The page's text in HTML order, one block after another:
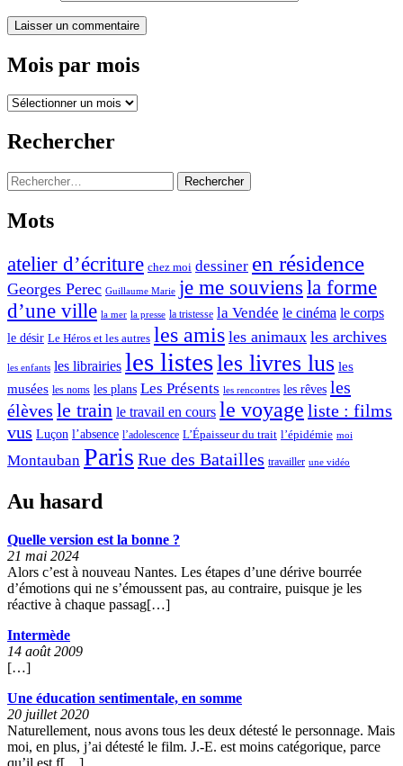
Mois par mois
Mois
mois
Rechercher
Rechercher :
Mots
atelier d’écriture chez moi dessiner en résidence
Georges Perec Guillaume Marie je me souviens la forme
d’une ville la mer la presse la tristesse la Vendée le cinéma le corps
le désir Le Héros et les autres les amis les animaux les archives
les enfants les librairies les listesles livres lus les
musées les noms les plans Les Présents les rencontres les rêves les
élèves le train le travail en cours le voyage liste : films
vus Luçon l’absence l’adolescence L’Épaisseur du trait l’épidémie moi
Montauban Paris Rue des Batailles travailler une vidéo
Au hasard
Quelle version est la bonne ?
21 mai 2024
Alors c’est à nouveau Nantes. Les étapes d’une dérive bourrée
d’émotions qui ne s’émoussent pas, au contraire, puisque je les
réactive à chaque passag[…]
Intermède
14 août 2009
[…]
Une éducation sentimentale, en somme
20 juillet 2020
Naturellement, nous avons tous les deux détesté le personnage. Mais
moi, en plus, j’ai détesté le film. J.-E. est moins catégorique, parce
qu’il est f[…]